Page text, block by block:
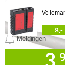
Meldingen
8,-
0 artikelen